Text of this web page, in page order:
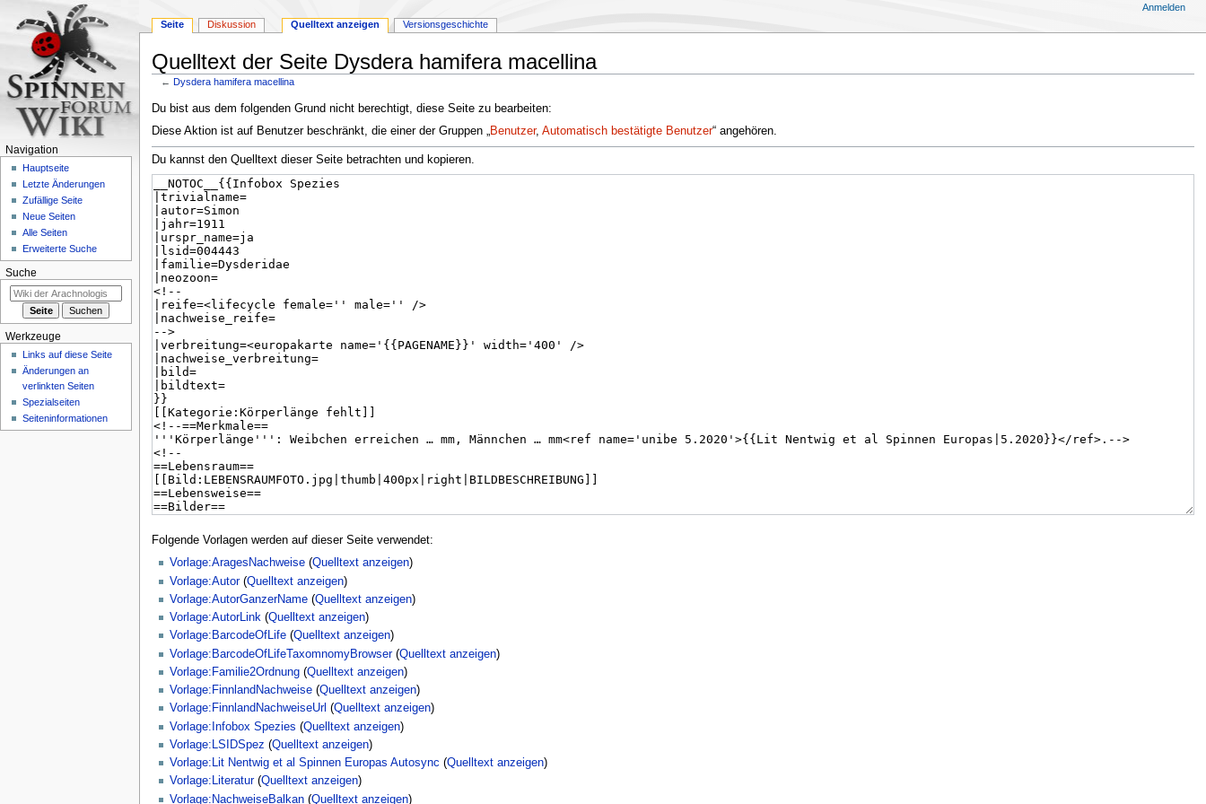
Quelltext der Seite Dysdera hamifera macellina
← Dysdera hamifera macellina
Zur
Navigation
Zur
Suche
Du bist aus dem folgenden Grund nicht berechtigt, diese Seite zu bearbeiten:
Diese Aktion ist auf Benutzer beschränkt, die einer der Gruppen „Benutzer, Automatisch bestätigte Benutzer“ angehören.
Du kannst den Quelltext dieser Seite betrachten und kopieren.
Folgende Vorlagen werden auf dieser Seite verwendet:
Vorlage:AragesNachweise(Quelltext anzeigen)
Vorlage:Autor(Quelltext anzeigen)
Vorlage:AutorGanzerName(Quelltext anzeigen)
Vorlage:AutorLink(Quelltext anzeigen)
Vorlage:BarcodeOfLife(Quelltext anzeigen)
Vorlage:BarcodeOfLifeTaxomnomyBrowser(Quelltext anzeigen)
Vorlage:Familie2Ordnung(Quelltext anzeigen)
Vorlage:FinnlandNachweise(Quelltext anzeigen)
Vorlage:FinnlandNachweiseUrl (Quelltext anzeigen)
Vorlage:Infobox Spezies (Quelltext anzeigen)
Vorlage:LSIDSpez (Quelltext anzeigen)
Vorlage:Lit Nentwig et al Spinnen Europas Autosync (Quelltext anzeigen)
Vorlage:Literatur(Quelltext anzeigen)
Vorlage:NachweiseBalkan(Quelltext anzeigen)
Seite Diskussion Quelltext anzeigen Versionsgeschichte
Anmelden
Navigation
Hauptseite
Letzte Änderungen
Zufällige Seite
Neue Seiten
Alle Seiten
Erweiterte Suche
Suche
Werkzeuge
Links auf diese Seite
Änderungen an
verlinkten Seiten
Spezialseiten
Seiten­­informationen